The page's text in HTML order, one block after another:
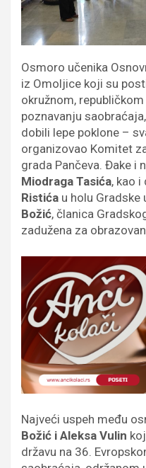
Osmoro učenika
iz Omoljice koji su
okružnom,
poznavanju
dobili lepe poklone –
organizovao Komitet
grada Pančeva. Đake i
Miodraga Tasića, kao
Ristića u holu Gradske
Božić, članica
zadužena za
Najveći uspeh među
Božić i Aleksa Vulin
državu na 36.